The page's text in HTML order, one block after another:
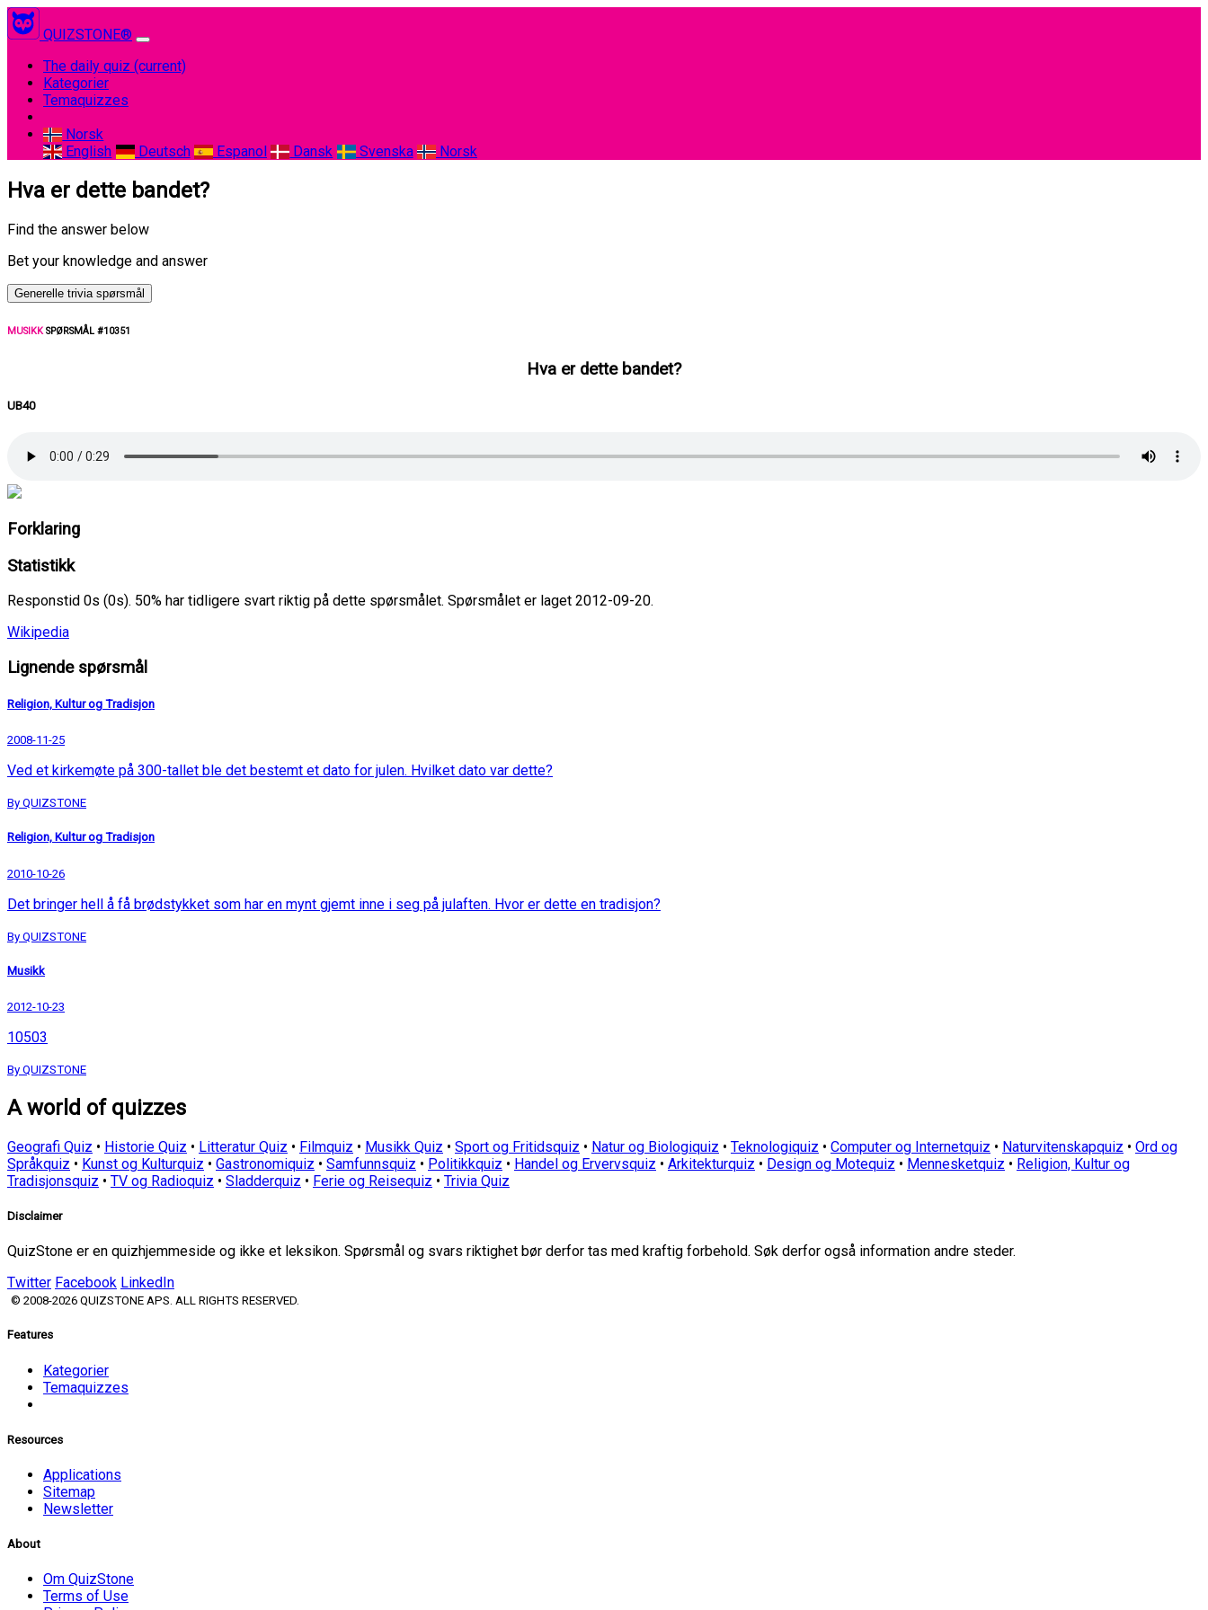
QUIZSTONE®
The daily quiz (current)
Kategorier
Temaquizzes
Norsk
English
Deutsch Espanol Dansk Svenska Norsk
Hva er dette bandet?
Find the answer below
Bet your knowledge and answer
Generelle trivia spørsmål
MUSIKKSPØRSMÅL #10351
Hva er dette bandet?
UB40
Forklaring
Statistikk
Responstid 0s (0s). 50% har tidligere svart riktig på dette spørsmålet. Spørsmålet er laget 2012-09-20.
Wikipedia
Lignende spørsmål
Religion, Kultur og Tradisjon
2008-11-25
Ved et kirkemøte på 300-tallet ble det bestemt et dato for julen. Hvilket dato var dette?
By QUIZSTONE
Religion, Kultur og Tradisjon
2010-10-26
Det bringer hell å få brødstykket som har en mynt gjemt inne i seg på julaften. Hvor er dette en tradisjon?
By QUIZSTONE
Musikk
2012-10-23
10503
By QUIZSTONE
A world of quizzes
Geografi Quiz • Historie Quiz • Litteratur Quiz • Filmquiz • Musikk Quiz • Sport og Fritidsquiz • Natur og Biologiquiz • Teknologiquiz • Computer og Internetquiz • Naturvitenskapquiz • Ord og
Språkquiz • Kunst og Kulturquiz • Gastronomiquiz • Samfunnsquiz • Politikkquiz • Handel og Ervervsquiz • Arkitekturquiz • Design og Motequiz • Mennesketquiz • Religion, Kultur og
Tradisjonsquiz • TV og Radioquiz • Sladderquiz • Ferie og Reisequiz • Trivia Quiz
Disclaimer
QuizStone er en quizhjemmeside og ikke et leksikon. Spørsmål og svars riktighet bør derfor tas med kraftig forbehold. Søk derfor også information andre steder.
Twitter Facebook LinkedIn
© 2008-2026 QUIZSTONE APS. ALL RIGHTS RESERVED.
Features
Kategorier
Temaquizzes
Resources
Applications
Sitemap
Newsletter
About
Om QuizStone
Terms of Use